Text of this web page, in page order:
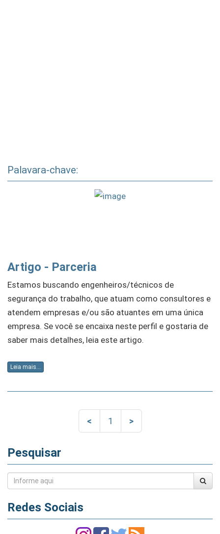
Palavara-chave:
Artigo - Parceria
Estamos buscando engenheiros/técnicos de
segurança do trabalho, que atuam como consultores e
atendem empresas e/ou são atuantes em uma única
empresa. Se você se encaixa neste perfil e gostaria de
saber mais detalhes, leia este artigo.
Leia mais...
< 1 >
Pesquisar
Redes Sociais